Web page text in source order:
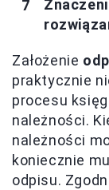
Założenie
praktycznie
procesu
należności.
należności
koniecznie
odpisu.